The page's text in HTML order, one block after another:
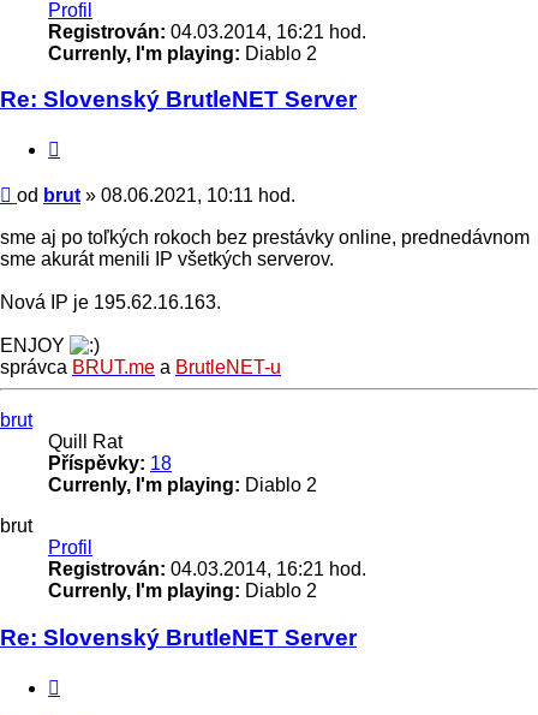
Profil
Registrován: 04.03.2014, 16:21 hod.
Currenly, I'm playing: Diablo 2
Re: Slovenský BrutleNET Server
Příspěvek
od brut » 08.06.2021, 10:11 hod.
sme aj po toľkých rokoch bez prestávky online, prednedávnom
sme akurát menili IP všetkých serverov.
Nová IP je 195.62.16.163.
ENJOY
správca BRUT.me a BrutleNET-u
Nahoru
brut
Quill Rat
Příspěvky: 18
Currenly, I'm playing: Diablo 2
brut
Profil
Registrován: 04.03.2014, 16:21 hod.
Currenly, I'm playing: Diablo 2
Re: Slovenský BrutleNET Server